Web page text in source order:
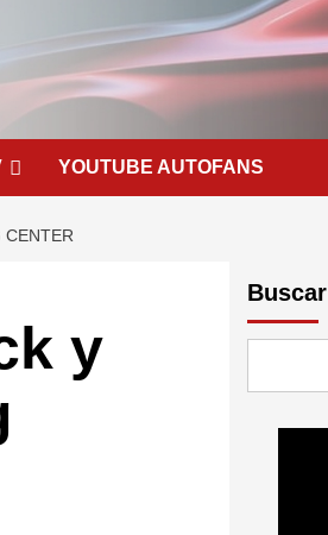
YOUTUBE AUTOFANS
CENTER
y
Buscar